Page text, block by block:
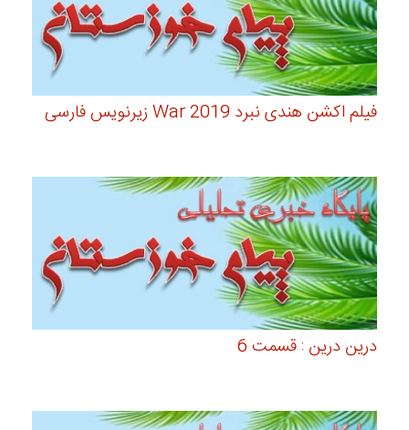
فیلم اکشن هندی نبرد 2019 War زیرنویس فارسی
درین درین : قسمت 6